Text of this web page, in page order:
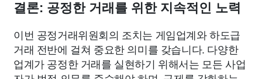
결론: 공정한 거래를 위한 지속적인 노력
이번 공정거래위원회의 조치는 게임업계와 하도급
거래 전반에 걸쳐 중요한 의미를 갖습니다. 다양한
업계가 공정한 거래를 실현하기 위해서는 모든 사업